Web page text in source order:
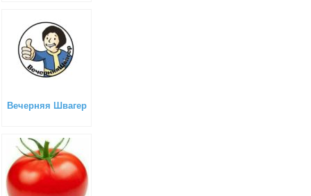
Вечерняя Швагер